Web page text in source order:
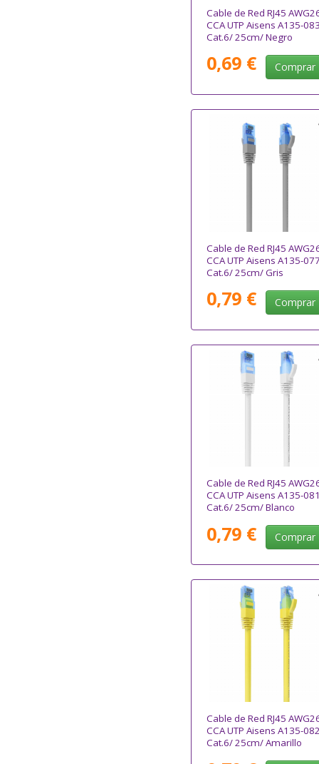
Cable de Red RJ45
CCA UTP Aisens A135-
Cat.6/ 25cm/ Negro
0,69 € Comprar
Cable de Red RJ45
CCA UTP Aisens A135-
Cat.6/ 25cm/ Gris
0,79 € Comprar
Cable de Red RJ45
CCA UTP Aisens A135-
Cat.6/ 25cm/ Blanco
0,79 € Comprar
Cable de Red RJ45
CCA UTP Aisens A135-
Cat.6/ 25cm/ Amarillo